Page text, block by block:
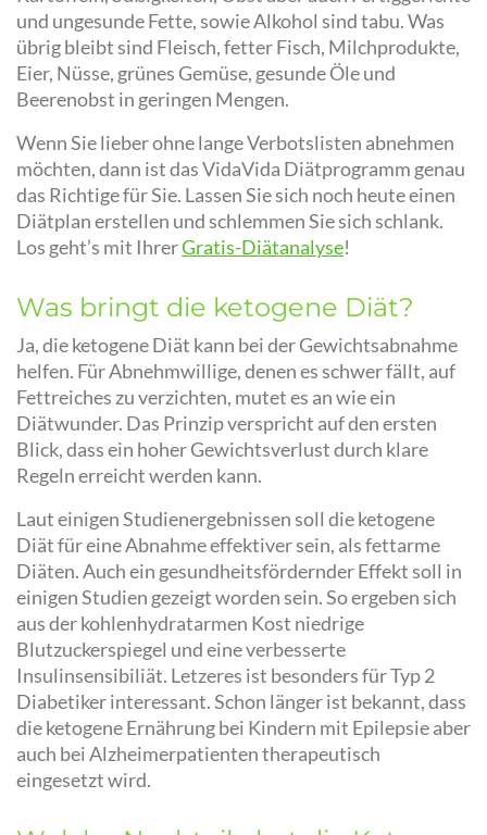
und ungesunde Fette, sowie Alkohol sind tabu. Was
übrig bleibt sind Fleisch, fetter Fisch, Milchprodukte,
Eier, Nüsse, grünes Gemüse, gesunde Öle und
Beerenobst in geringen Mengen.
Wenn Sie lieber ohne lange Verbotslisten abnehmen
möchten, dann ist das VidaVida Diätprogramm genau
das Richtige für Sie. Lassen Sie sich noch heute einen
Diätplan erstellen und schlemmen Sie sich schlank.
Los geht’s mit IhrerGratis-Diätanalyse!
Was bringt die ketogene Diät?
Ja, die ketogene Diät kann bei der Gewichtsabnahme
helfen. Für Abnehmwillige, denen es schwer fällt, auf
Fettreiches zu verzichten, mutet es an wie ein
Diätwunder. Das Prinzip verspricht auf den ersten
Blick, dass ein hoher Gewichtsverlust durch klare
Regeln erreicht werden kann.
Laut einigen Studienergebnissen soll die ketogene
Diät für eine Abnahme effektiver sein, als fettarme
Diäten. Auch ein gesundheitsfördernder Effekt soll in
einigen Studien gezeigt worden sein. So ergeben sich
aus der kohlenhydratarmen Kost niedrige
Blutzuckerspiegel und eine verbesserte
Insulinsensibiliät. Letzeres ist besonders für Typ 2
Diabetiker interessant. Schon länger ist bekannt, dass
die ketogene Ernährung bei Kindern mit Epilepsie aber
auch bei Alzheimerpatienten therapeutisch
eingesetzt wird.